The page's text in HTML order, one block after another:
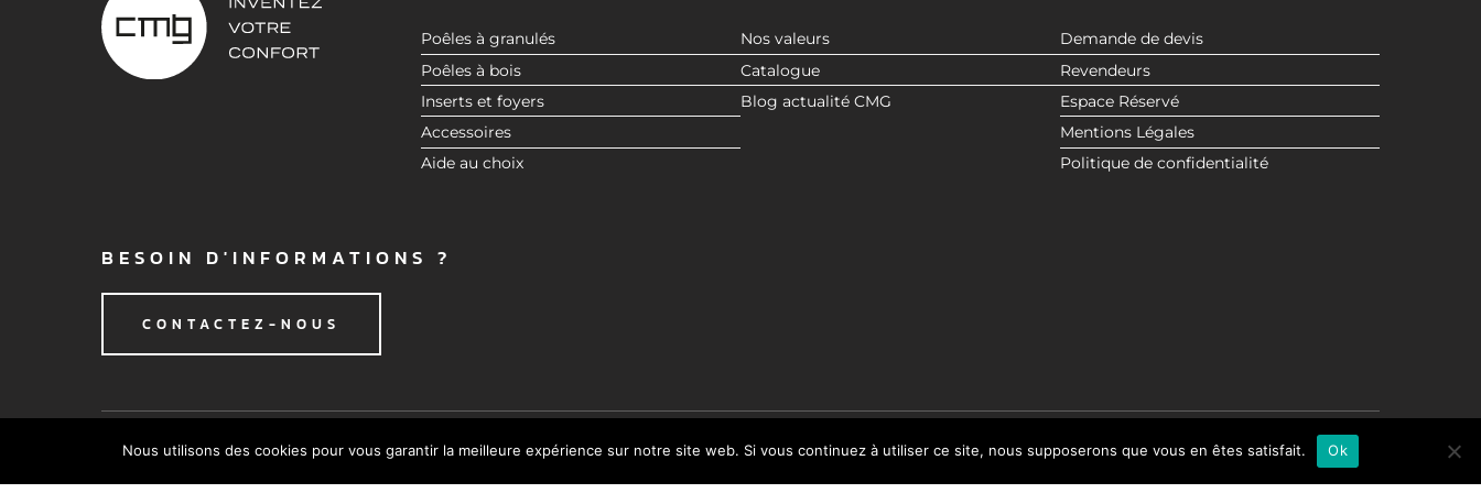
n
t
e
Poêles à granulés
Poêles à bois
Inserts et foyers
Accessoires
Aide au choix
Nos valeurs
Catalogue
Blog actualité CMG
Demande de devis
Revendeurs
Espace Réservé
Mentions Légales
Politique de confidentialité
BESOIN D'INFORMATIONS ?
CONTACTEZ-NOUS
Nous utilisons des cookies pour vous garantir la meilleure expérience sur notre site web. Si vous continuez à utiliser ce site, nous supposerons que vous en êtes satisfait. Ok